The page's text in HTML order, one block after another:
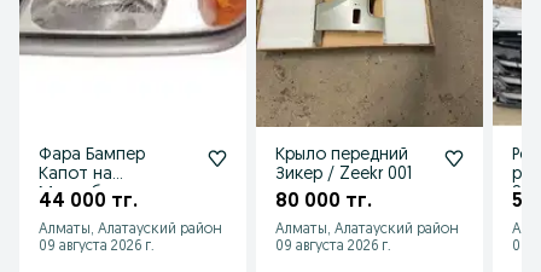
Фара Бампер
Капот на
Митсубиши
Спорт/Mitsubishi
Montero Sport
44 000 тг.
Алматы, Алатауский район
09 августа 2026 г.
Крыло передний
Зикер / Zeekr 001
80 000 тг.
Алматы, Алатауский район
09 августа 2026 г.
55
09